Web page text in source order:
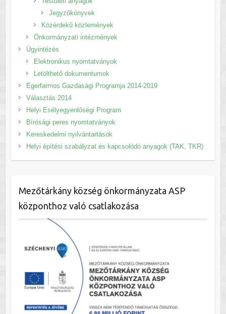
Jegyzőkönyvek
Közérdekű közlemények
Önkormányzati intézmények
Ügyintézés
Elektronikus nyomtatványok
Letölthető dokumentumok
Egerfarmos Gazdasági Programja 2014-2019
Választás 2014
Helyi Esélyegyenlőségi Program
Bírósági peres nyomtatványok
Kereskedelmi nyilvántartások
Helyi építési szabályzat és kapcsolódó anyagok (TAK, TKR)
Mezőtárkány község önkormányzata ASP
központhoz való csatlakozása